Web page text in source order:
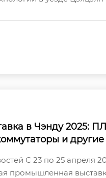
в Чэнду 2025:
и
С 23 по 25 апреля
промышленная